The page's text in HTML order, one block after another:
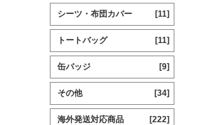
シーツ・布団カバー [11]
トートバッグ [11]
缶バッジ [9]
その他 [34]
海外発送対応商品 [222]